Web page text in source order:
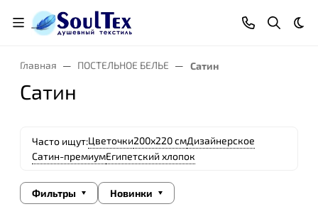
Главная ПОСТЕЛЬНОЕ БЕЛЬЕ Сатин
Сатин
Часто ищут:Цветочки200х220 смДизайнерское
Сатин-премиумЕгипетский хлопок
Фильтры Новинки